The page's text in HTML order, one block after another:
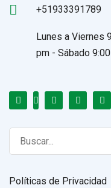
+51933391789
Lunes a Viernes
pm - Sábado
Search
for:
Políticas de Privacidad